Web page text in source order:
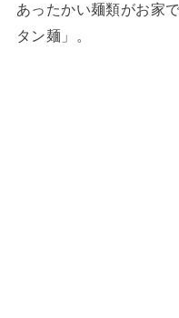
あったかい麺類がお家
タン麺」。